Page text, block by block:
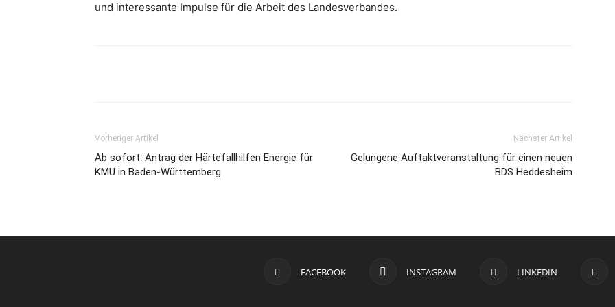
und interessante Impulse für die Arbeit des Landesverbandes.
Vorheriger Artikel
Ab sofort: Antrag der Härtefallhilfen Energie für
KMU in Baden-Württemberg
Nächster Artikel
Gelungene Auftaktveranstaltung für einen neuen
BDS Heddesheim
FACEBOOK INSTAGRAM LINKEDIN